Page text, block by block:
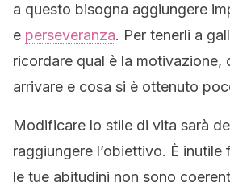
a questo bisogna aggiungere
e perseveranza. Per tenerli a
ricordare qual è la motivazione,
arrivare e cosa si è ottenuto
Modificare lo stile di vita sarà
raggiungere l’obiettivo. È
le tue abitudini non sono